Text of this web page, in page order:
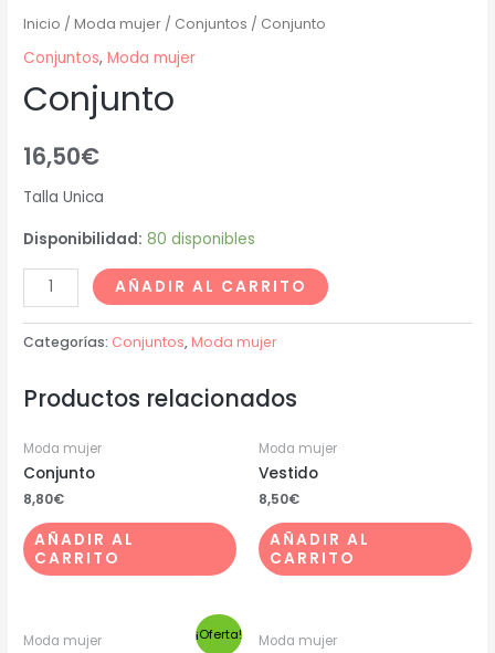
Inicio /Moda mujer / Conjuntos / Conjunto
Conjuntos,Moda mujer
Conjunto
16,50€
Talla Unica
Disponibilidad: 80 disponibles
AÑADIR AL CARRITO
Categorías: Conjuntos, Moda mujer
Productos relacionados
Moda mujer
Conjunto
8,80€
AÑADIR AL
CARRITO
Moda mujer
Vestido
8,50€
AÑADIR AL
CARRITO
¡Oferta!
Moda mujer Moda mujer